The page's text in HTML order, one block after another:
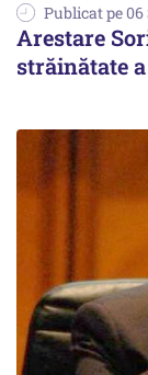
Publicat pe 06
Arestare
străinătate